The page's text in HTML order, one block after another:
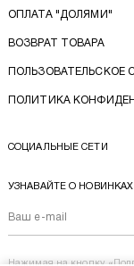
ОПЛАТА "ДОЛЯМИ"
ВОЗВРАТ ТОВАРА
ПОЛЬЗОВАТЕЛЬСКОЕ
ПОЛИТИКА
СОЦИАЛЬНЫЕ СЕТИ
УЗНАВАЙТЕ О
Нажимая на кнопку